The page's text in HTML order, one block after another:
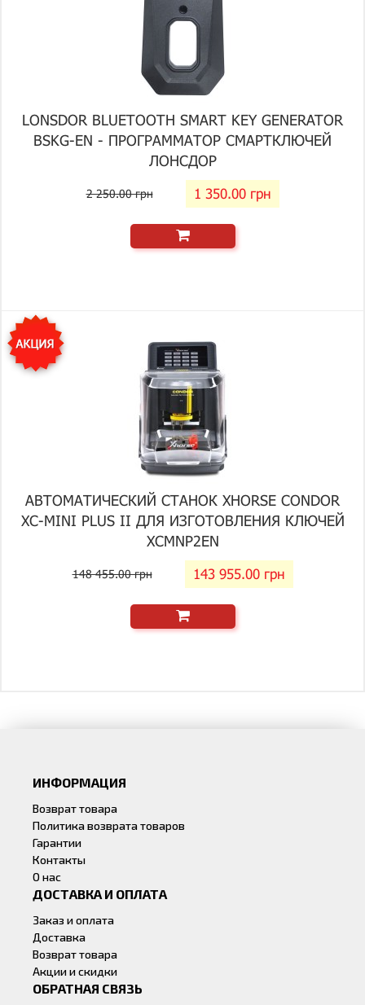
LONSDOR BLUETOOTH SMART KEY GENERATOR
BSKG-EN - ПРОГРАММАТОР СМАРТКЛЮЧЕЙ
ЛОНСДОР
2 250.00 грн 1 350.00 грн
АВТОМАТИЧЕСКИЙ СТАНОК XHORSE CONDOR
XC-MINI PLUS II ДЛЯ ИЗГОТОВЛЕНИЯ КЛЮЧЕЙ
XCMNP2EN
148 455.00 грн 143 955.00 грн
ИНФОРМАЦИЯ
Возврат товара
Политика возврата товаров
Гарантии
Контакты
О нас
ДОСТАВКА И ОПЛАТА
Заказ и оплата
Доставка
Возврат товара
Акции и скидки
ОБРАТНАЯ СВЯЗЬ